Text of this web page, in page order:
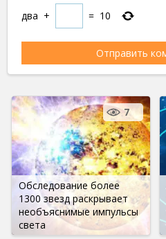
два + = 10
Обследование более
1300 звезд раскрывает
необъяснимые импульсы
света
7